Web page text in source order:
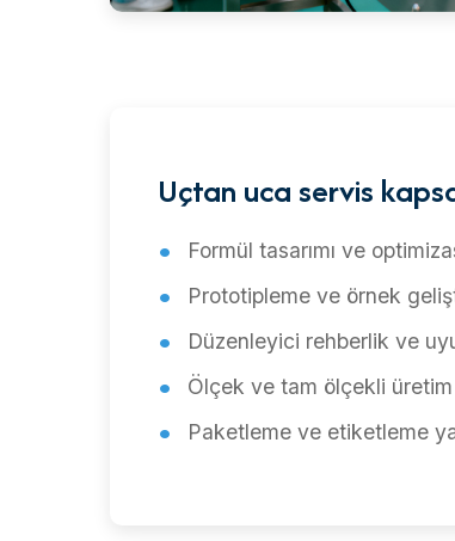
Uçtan uca servis
Formül tasarımı ve
Prototipleme ve örnek
Düzenleyici rehberlik ve
Ölçek ve tam ölçekli üretim
Paketleme ve etiketleme